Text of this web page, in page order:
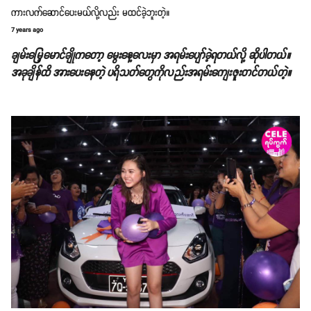
ကားလက်ဆောင်ပေးမယ်လို့လည်း မထင်ခဲ့ဘူးတဲ့။
7 years ago
ချမ်းမြေ့မောင်ချိုကတော့ မွေးနေ့လေးမှာ အရမ်းပျော်ခဲ့ရတယ်လို့ ဆိုပါတယ်။
အခုချိန်ထိ အားပေးနေတဲ့ ပရိသတ်တွေကိုလည်းအရမ်းကျေးဇူးတင်တယ်တဲ့။